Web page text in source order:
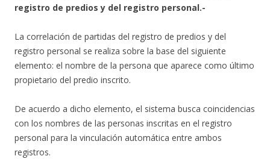
registro de predios y del registro personal.-
La correlación de partidas del registro de predios y del
registro personal se realiza sobre la base del siguiente
elemento: el nombre de la persona que aparece como último
propietario del predio inscrito.
De acuerdo a dicho elemento, el sistema busca coincidencias
con los nombres de las personas inscritas en el registro
personal para la vinculación automática entre ambos
registros.